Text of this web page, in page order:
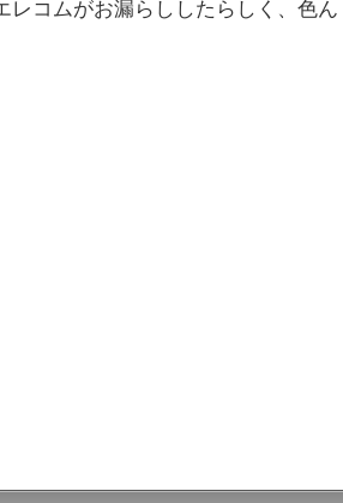
レコムがお漏らししたらしく、色ん